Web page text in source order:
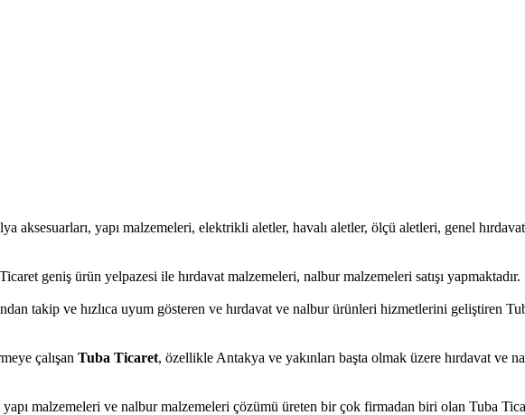
aksesuarları, yapı malzemeleri, elektrikli aletler, havalı aletler, ölçü aletleri, genel
geniş ürün yelpazesi ile hırdavat malzemeleri, nalbur malzemeleri satışı yapmaktadır.
takip ve hızlıca uyum gösteren ve hırdavat ve nalbur ürünleri hizmetlerini geliştiren
çalışan Tuba Ticaret, özellikle Antakya ve yakınları başta olmak üzere hırdavat ve
malzemeleri ve nalbur malzemeleri çözümü üreten bir çok firmadan biri olan Tuba